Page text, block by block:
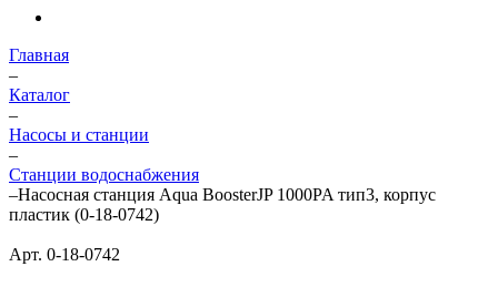
Главная
–
Каталог
–
Насосы и станции
–
Станции водоснабжения
–Насосная станция Aqua BoosterJP 1000PA тип3, корпус
пластик (0-18-0742)
Арт. 0-18-0742